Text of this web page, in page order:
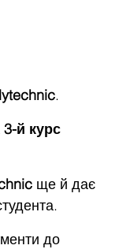
.
3-й курс
ще й дає
до